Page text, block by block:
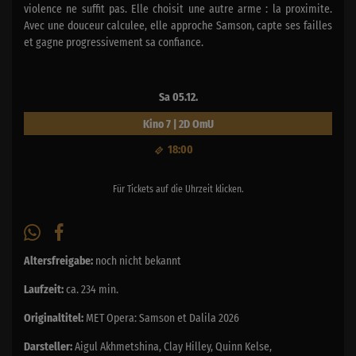
violence ne suffit pas. Elle choisit une autre arme : la proximite.
Avec une douceur calculee, elle approche Samson, capte ses failles
et gagne progressivement sa confiance.
Sa 05.12.
18:00
Kino 7 | 2D OmU
Für Tickets auf die Uhrzeit klicken.
Altersfreigabe: noch nicht bekannt
Laufzeit:ca. 234 min.
Originaltitel: MET Opera: Samson et Dalila 2026
Darsteller:Aigul Akhmetshina, Clay Hilley, Quinn Kelse,